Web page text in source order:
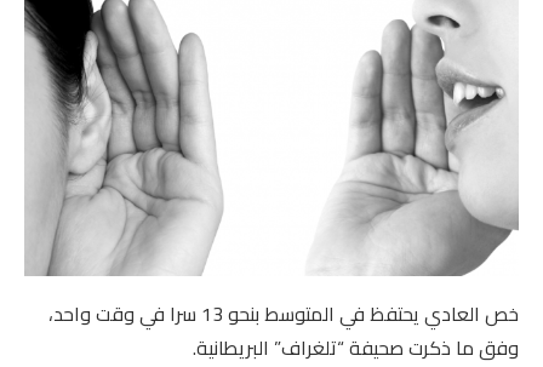
خص العادي يحتفظ في المتوسط بنحو 13 سرا في وقت واحد،
وفق ما ذكرت صحيفة “تلغراف” البريطانية.